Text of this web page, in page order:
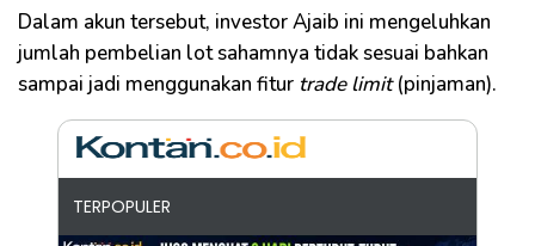
Dalam akun tersebut, investor Ajaib ini mengeluhkan
jumlah pembelian lot sahamnya tidak sesuai bahkan
sampai jadi menggunakan fitur trade limit(pinjaman).
TERPOPULER